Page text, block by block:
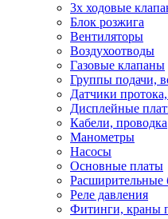
3х ходовые
Блок розжига
Вентиляторы
Воздухоотводы
Газовые клапаны
Группы подачи,
Датчики
Дисплейные
Кабели, проводка
Манометры
Насосы
Основные платы
Расширительные
Реле давления
Фитинги, краны